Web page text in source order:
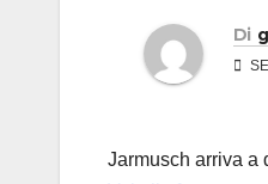
Di
Jarmusch arriva a